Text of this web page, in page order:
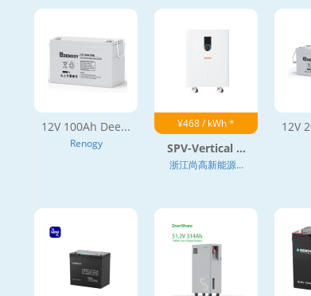
12V 100Ah Dee...
Renogy
¥468 / kWh *
SPV-Vertical ...
浙江尚高新能源...
12V